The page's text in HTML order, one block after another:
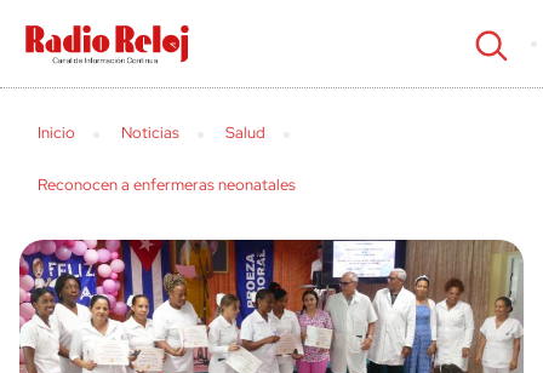
cerrar
Inicio Noticias Salud
Reconocen a enfermeras neonatales